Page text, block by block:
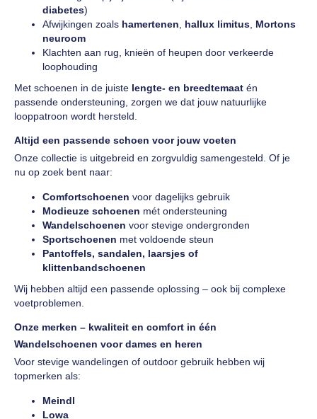
diabetes)
Afwijkingen zoals hamertenen, hallux limitus, Mortons
neuroom
Klachten aan rug, knieën of heupen door verkeerde
loophouding
Met schoenen in de juiste lengte- en breedtemaat én
passende ondersteuning, zorgen we dat jouw natuurlijke
looppatroon wordt hersteld.
Altijd een passende schoen voor jouw voeten
Onze collectie is uitgebreid en zorgvuldig samengesteld. Of je
nu op zoek bent naar:
Comfortschoenen voor dagelijks gebruik
Modieuze schoenen mét ondersteuning
Wandelschoenen voor stevige ondergronden
Sportschoenen met voldoende steun
Pantoffels, sandalen, laarsjes of
klittenbandschoenen
Wij hebben altijd een passende oplossing – ook bij complexe
voetproblemen.
Onze merken – kwaliteit en comfort in één
Wandelschoenen voor dames en heren
Voor stevige wandelingen of outdoor gebruik hebben wij
topmerken als:
Meindl
Lowa